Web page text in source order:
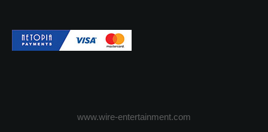
www.wire-entertainment.com